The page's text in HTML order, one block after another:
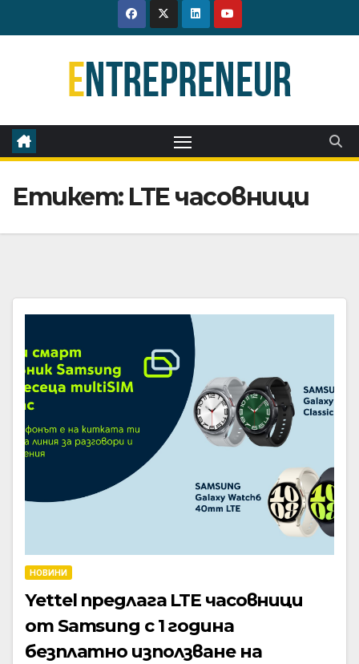
to
Етикет: LTE часовници
НОВИНИ
Yettel предлага LTE часовници
от Samsung с 1 година
безплатно използване на